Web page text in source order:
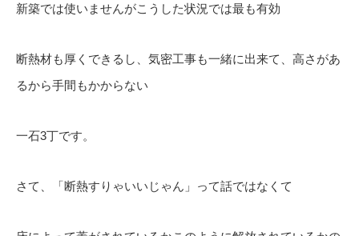
新築では使いませんがこうした状況では最も有効
断熱材も厚くできるし、気密工事も一緒に出来て、高さがあ
るから手間もかからない
一石3丁です。
さて、「断熱すりゃいいじゃん」って話ではなくて